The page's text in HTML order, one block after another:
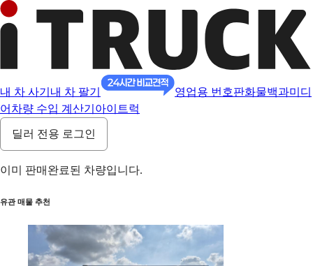
내 차 사기 내 차 팔기 영업용 번호판화물백과미디
어 차량 수입 계산기 아이트럭
딜러 전용 로그인
이미 판매완료된 차량입니다.
유관 매물 추천